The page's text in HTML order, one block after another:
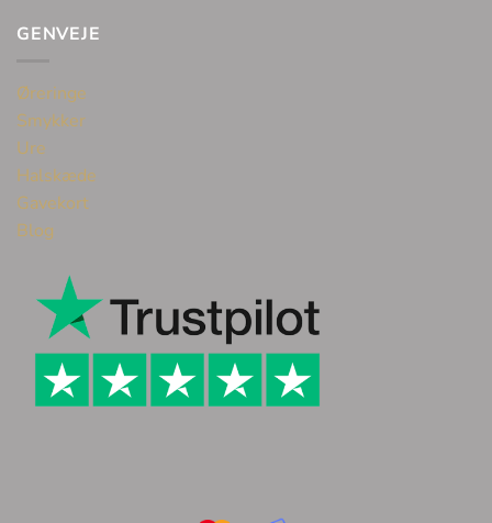
GENVEJE
Øreringe
Smykker
Ure
Halskæde
Gavekort
Blog